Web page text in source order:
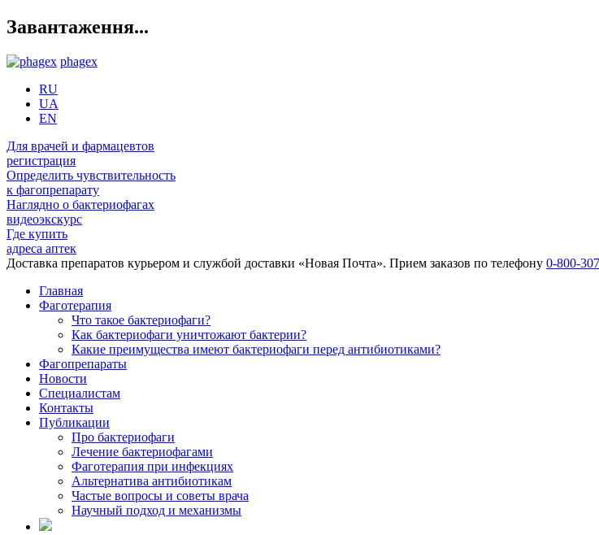
Завантаження...
phagex
RU
UA
EN
Для врачей и фармацевтов
регистрация
Определить чувствительность
к фагопрепарату
Наглядно о бактериофагах
видеоэкскурс
Где купить
адреса аптек
Доставка препаратов курьером и службой доставки «Новая Почта». Прием заказов по телефону 0-800-
Главная
Фаготерапия
Что такое бактериофаги?
Как бактериофаги уничтожают бактерии?
Какие преимущества имеют бактериофаги перед антибиотиками?
Фагопрепараты
Новости
Специалистам
Контакты
Публикации
Про бактериофаги
Лечение бактериофагами
Фаготерапия при инфекциях
Альтернатива антибиотикам
Частые вопросы и советы врача
Научный подход и механизмы